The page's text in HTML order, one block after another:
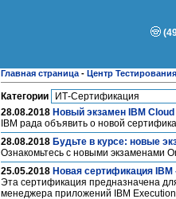
Главная страница - Центр Тестирования
Категории
28.08.2018 Новый экзамен IBM Cloud
IBM рада объявить о новой
28.08.2018 Будьте в курсе: новые
Ознакомьтесь с новыми экзаменами
25.05.2018 Новая сертификация
Эта сертификация предназначена
менеджера приложений IBM